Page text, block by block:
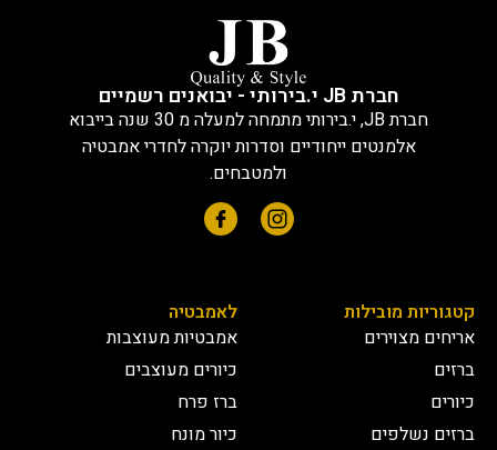
חברת JB י.בירותי - יבואנים רשמיים
חברת JB, י.בירותי מתמחה למעלה מ 30 שנה בייבוא
אלמנטים ייחודיים וסדרות יוקרה לחדרי אמבטיה
ולמטבחים.
קטגוריות מובילות
אריחים מצוירים
ברזים
כיורים
ברזים נשלפים
לאמבטיה
אמבטיות מעוצבות
כיורים מעוצבים
ברז פרח
כיור מונח